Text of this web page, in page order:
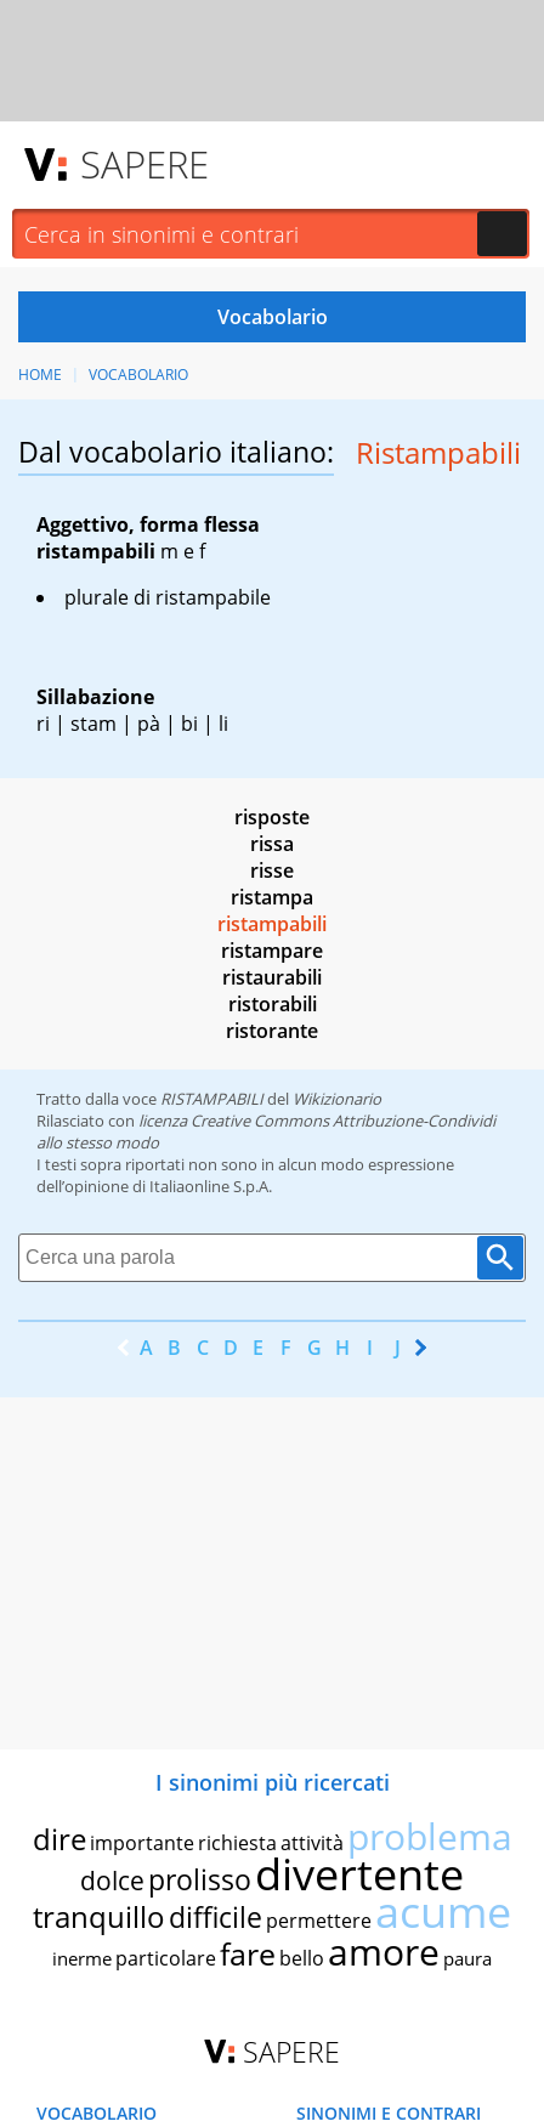
SAPERE
HOME VOCABOLARIO
Dal vocabolario italiano: Ristampabili
Aggettivo, forma flessa
ristampabili m ef
plurale di ristampabile
Sillabazione
ri | stam | pà | bi | li
risposte
rissa
risse
ristampa
ristampabili
ristampare
ristaurabili
ristorabili
ristorante
Tratto dalla voce RISTAMPABILIdel Wikizionario
Rilasciato con licenza Creative Commons Attribuzione-Condividi
allo stesso modo
I testi sopra riportati non sono in alcun modo espressione
dell’opinione di Italiaonline S.p.A.
A B C D E F G H I J K
I sinonimi più ricercati
dire importante richiestaattività problema
dolce prolissodivertente
tranquillodifficile permettereacume
inerme particolarefare bello amore paura
SAPERE
VOCABOLARIO
SINONIMI E CONTRARI